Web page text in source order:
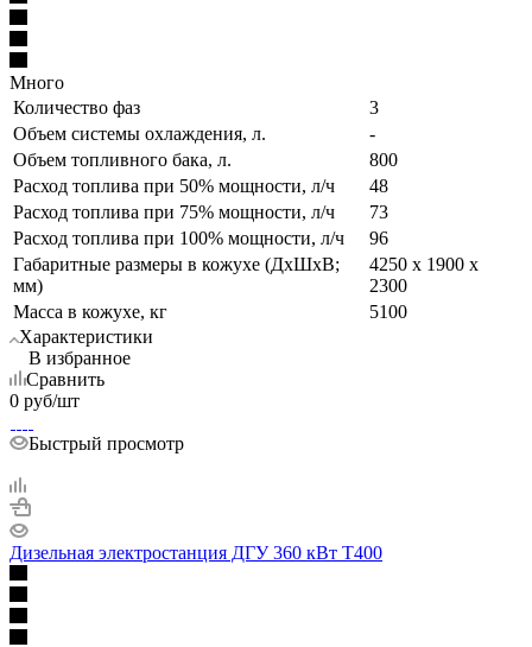
Много
Количество фаз
3
Объем системы охлаждения, л.
-
Объем топливного бака, л.
800
Расход топлива при 50% мощности, л/ч
48
Расход топлива при 75% мощности, л/ч
73
Расход топлива при 100% мощности, л/ч
96
Габаритные размеры в кожухе (ДхШхВ;
мм)
4250 х 1900 х
2300
Масса в кожухе, кг
5100
Характеристики
В избранное
Сравнить
0 руб/шт
Быстрый просмотр
Дизельная электростанция ДГУ 360 кВт Т400